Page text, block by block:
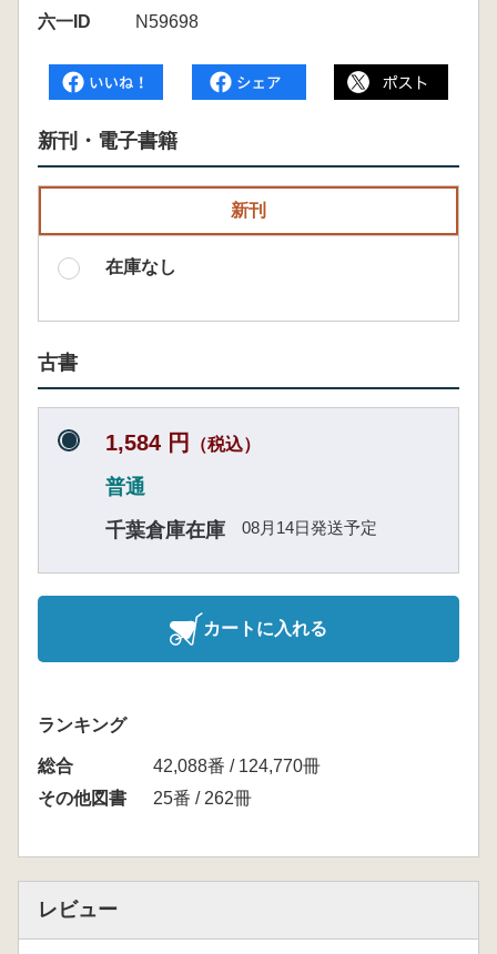
六一ID
N59698
新刊・電子書籍
新刊
在庫なし
古書
1,584 円 （税込）
普通
千葉倉庫在庫
08月14日発送予定
カートに入れる
ランキング
総合
42,088番 / 124,770冊
その他図書
25番 / 262冊
レビュー